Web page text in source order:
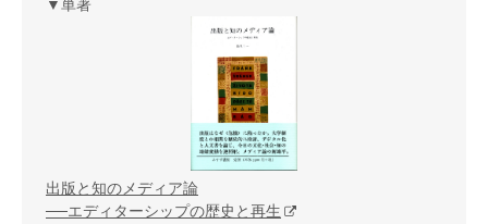
▼単著
出版と知のメディア論
──エディターシップの歴史と再生